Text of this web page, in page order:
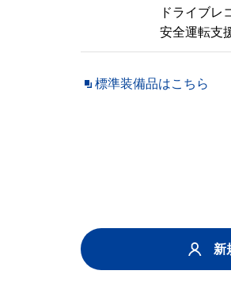
ドライブレ
安全運転支
標準装備品はこちら
新